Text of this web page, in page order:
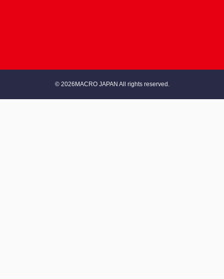
© 2026MACRO JAPAN All rights reserved.